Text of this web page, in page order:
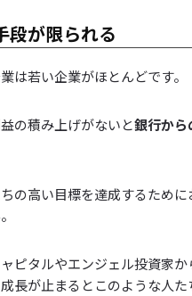
段が限られる
は若い企業がほとんどです。
の積み上げがないと銀行から
の高い目標を達成するため
ピタルやエンジェル投資家か
長が止まるとこのような人